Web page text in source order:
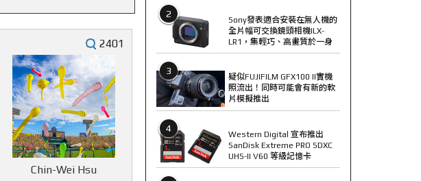
2401
Chin-Wei Hsu
2
Sony發表適合安裝在無人機的
全片幅可交換鏡頭相機ILX-
LR1，集輕巧、高畫質於一身
3
疑似FUJIFILM GFX100 II實機
照流出！同時可能會有新的軟
片模擬推出
4
Western Digital 宣布推出
SanDisk Extreme PRO SDXC
UHS-II V60 等級記憶卡